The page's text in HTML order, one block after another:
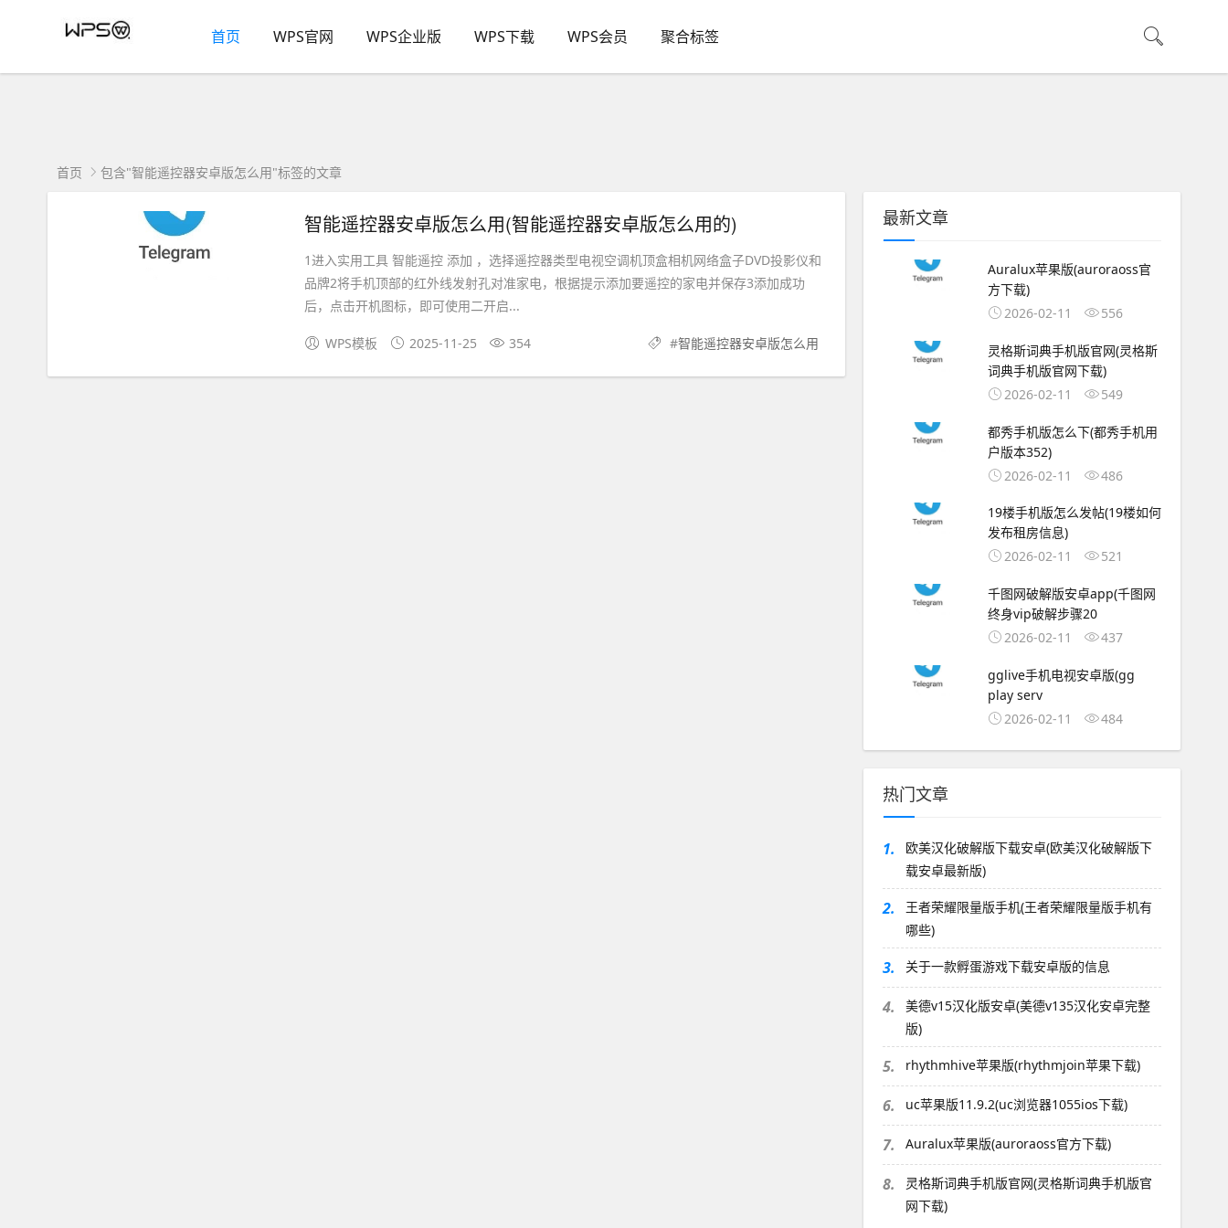
首页 WPS官网 WPS企业版 WPS下载 WPS会员 聚合标签
首页 包含"智能遥控器安卓版怎么用"标签的文章
智能遥控器安卓版怎么用(智能遥控器安卓版怎么用的)
1进入实用工具 智能遥控 添加 ，选择遥控器类型电视空调机顶盒相机网络盒子DVD投影仪和
品牌2将手机顶部的红外线发射孔对准家电，根据提示添加要遥控的家电并保存3添加成功
后，点击开机图标，即可使用二开启...
WPS模板 2025-11-25 354 #智能遥控器安卓版怎么用
最新文章
Auralux苹果版(auroraoss官
方下载)
2026-02-11
556
灵格斯词典手机版官网(灵格斯
词典手机版官网下载)
2026-02-11
549
都秀手机版怎么下(都秀手机用
户版本352)
2026-02-11
486
19楼手机版怎么发帖(19楼如何
发布租房信息)
2026-02-11
521
千图网破解版安卓app(千图网
终身vip破解步骤20
2026-02-11
437
gglive手机电视安卓版(gg
play serv
2026-02-11
484
热门文章
1.
欧美汉化破解版下载安卓(欧美汉化破解版下
载安卓最新版)
2.
王者荣耀限量版手机(王者荣耀限量版手机有
哪些)
3. 关于一款孵蛋游戏下载安卓版的信息
4.
美德v15汉化版安卓(美德v135汉化安卓完整
版)
5. rhythmhive苹果版(rhythmjoin苹果下载)
6. uc苹果版11.9.2(uc浏览器1055ios下载)
7. Auralux苹果版(auroraoss官方下载)
8.
灵格斯词典手机版官网(灵格斯词典手机版官
网下载)